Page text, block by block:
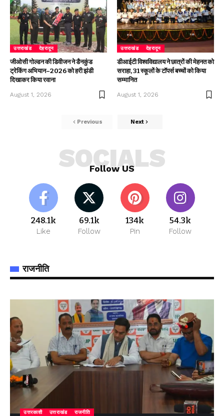
उत्तराखंड देहरादून
जीओसी गोल्डन की डिवीजन ने डैनकुंड
ट्रेकिंग अभियान–2026 को हरी झंडी
दिखाकर किया रवाना
August 1, 2026
उत्तराखंड देहरादून
डीआईटी विश्वविद्यालय ने छात्रों की मेहनत को
सराहा, 31 स्कूलों के टॉपर्स बच्चों को किया
सम्मानित
August 1, 2026
Previous Next
Follow US
SOCIALS
248.1k
Like
69.1k
Follow
134k
Pin
54.3k
Follow
राजनीति
उत्तरकाशी उत्तराखंड राजनीति